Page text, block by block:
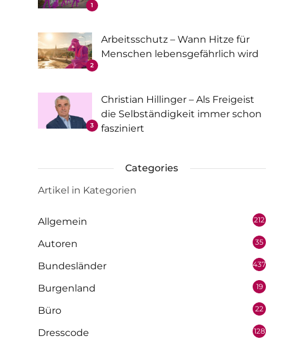
1
2
Arbeitsschutz – Wann Hitze für
Menschen lebensgefährlich wird
3
Christian Hillinger – Als Freigeist
die Selbständigkeit immer schon
fasziniert
Categories
Artikel in Kategorien
Allgemein 212
Autoren 35
Bundesländer 437
Burgenland 19
Büro 22
Dresscode 128